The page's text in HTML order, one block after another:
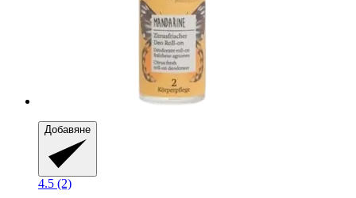
Добавяне
4.5 (2)